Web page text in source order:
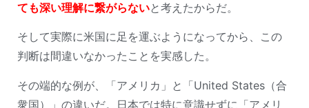
ても深い理解に繋がらないと考えたからだ。
そして実際に米国に足を運ぶようになってから、この
判断は間違いなかったことを実感した。
その端的な例が、「アメリカ」と「United States（合
衆国）」の違いだ。日本では特に意識せずに「アメリ